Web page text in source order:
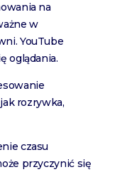
na
w
YouTube
oglądania.
rozrywka,
czasu
przyczynić się